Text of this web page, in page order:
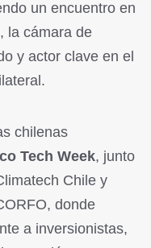
un encuentro en
la cámara de
y actor clave en el
chilenas
Tech Week, junto
Chile y
donde
a inversionistas,